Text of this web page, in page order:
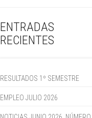
ENTRADAS
RECIENTES
RESULTADOS 1º SEMESTRE
EMPLEO JULIO 2026